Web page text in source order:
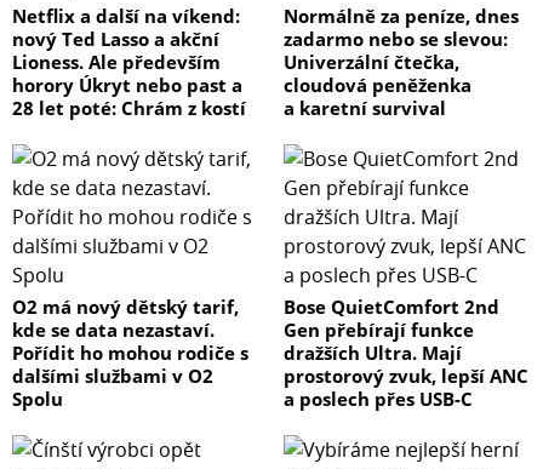
Netflix a další na víkend:
nový Ted Lasso a akční
Lioness. Ale především
horory Úkryt nebo past a
28 let poté: Chrám z kostí
Normálně za peníze, dnes
zadarmo nebo se slevou:
Univerzální čtečka,
cloudová peněženka
a karetní survival
O2 má nový dětský tarif,
kde se data nezastaví.
Pořídit ho mohou rodiče s
dalšími službami v O2
Spolu
Bose QuietComfort 2nd
Gen přebírají funkce
dražších Ultra. Mají
prostorový zvuk, lepší ANC
a poslech přes USB-C